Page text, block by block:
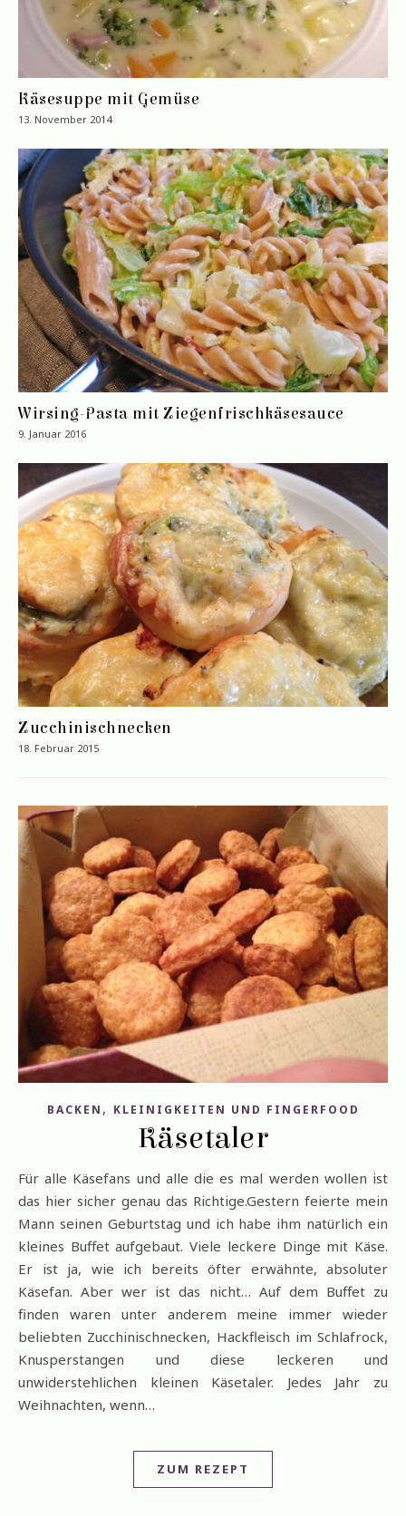
Käsesuppe mit Gemüse
13. November 2014
Wirsing-Pasta mit Ziegenfrischkäsesauce
9. Januar 2016
Zucchinischnecken
18. Februar 2015
BACKEN , KLEINIGKEITEN UND FINGERFOOD
Käsetaler
Für alle Käsefans und alle die es mal werden wollen ist
das hier sicher genau das Richtige.Gestern feierte mein
Mann seinen Geburtstag und ich habe ihm natürlich ein
kleines Buffet aufgebaut. Viele leckere Dinge mit Käse.
Er ist ja, wie ich bereits öfter erwähnte, absoluter
Käsefan. Aber wer ist das nicht… Auf dem Buffet zu
finden waren unter anderem meine immer wieder
beliebten Zucchinischnecken, Hackfleisch im Schlafrock,
Knusperstangen und diese leckeren und
unwiderstehlichen kleinen Käsetaler. Jedes Jahr zu
Weihnachten, wenn…
ZUM REZEPT